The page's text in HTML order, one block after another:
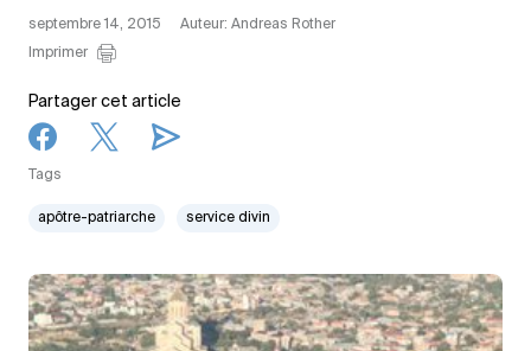
septembre 14, 2015
Auteur: Andreas Rother
Imprimer
Partager cet article
Tags
apôtre-patriarche service divin